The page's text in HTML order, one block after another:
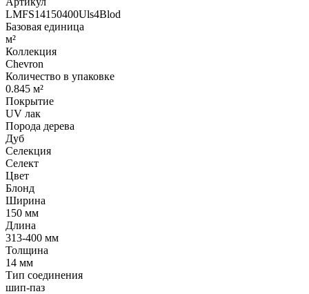
LMFS14150400Uls4Blod
Базовая единица
м²
Коллекция
Chevron
Количество в упаковке
0.845 м²
Покрытие
UV лак
Порода дерева
Дуб
Селекция
Селект
Цвет
Блонд
Ширина
150 мм
Длина
313-400 мм
Толщина
14 мм
Тип соединения
шип-паз